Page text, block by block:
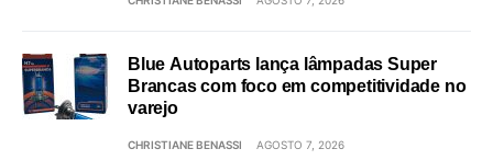
Blue Autoparts lança lâmpadas Super
Brancas com foco em competitividade no
varejo
CHRISTIANE BENASSI AGOSTO 7, 2026